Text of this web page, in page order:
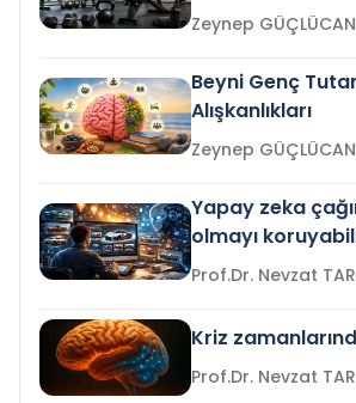
Zeynep GÜÇLÜCAN
Beyni Genç
Alışkanlıkları
Zeynep GÜÇLÜCAN
Yapay zeka
olmayı
Prof.Dr.
Kriz
Prof.Dr.